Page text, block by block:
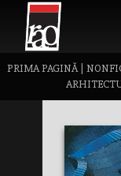
PRIMA PAGINĂ|